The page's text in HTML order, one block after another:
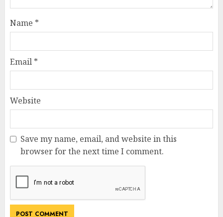
Name *
Email *
Website
Save my name, email, and website in this
browser for the next time I comment.